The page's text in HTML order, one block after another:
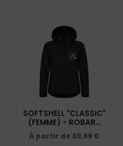
SOFTSHELL "CLASSIC"
(FEMME) - ROBART
PHILIPPE - NOIR -
0200917
À partir de 69,99 €